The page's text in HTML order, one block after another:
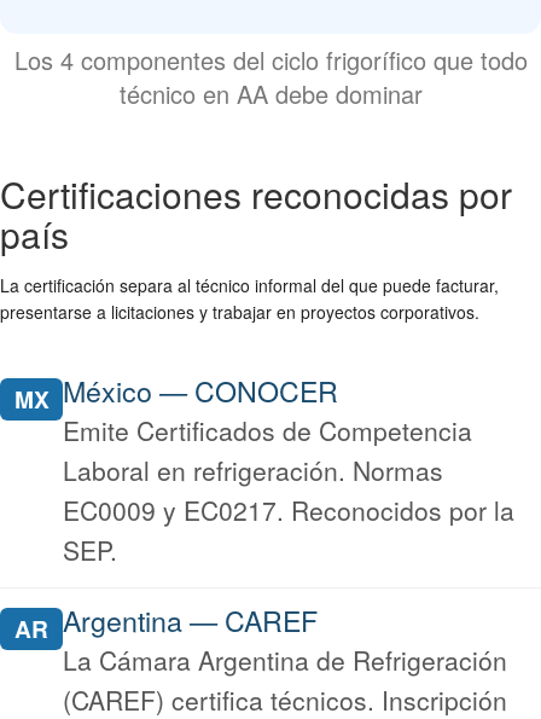
Los 4 componentes del ciclo frigorífico que todo
técnico en AA debe dominar
Certificaciones reconocidas por
país
La certificación separa al técnico informal del que puede facturar,
presentarse a licitaciones y trabajar en proyectos corporativos.
MX México — CONOCER
Emite Certificados de Competencia
Laboral en refrigeración. Normas
EC0009 y EC0217. Reconocidos por la
SEP.
AR Argentina — CAREF
La Cámara Argentina de Refrigeración
(CAREF) certifica técnicos. Inscripción